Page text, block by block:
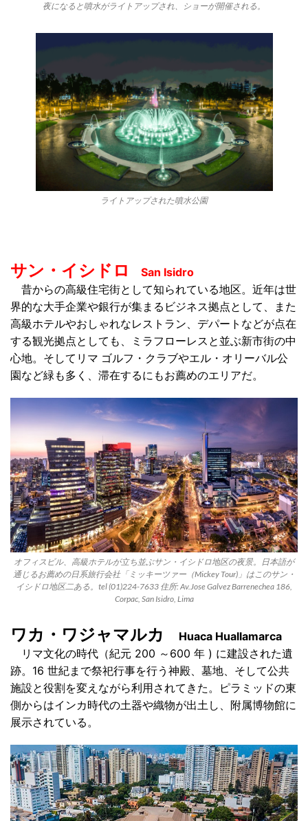
夜になると噴水がライトアップされ、ショーが開催される。
ライトアップされた噴水公園
サン・イシドロ San Isidro
昔からの高級住宅街として知られている地区。近年は世
界的な大手企業や銀行が集まるビジネス拠点として、また
高級ホテルやおしゃれなレストラン、デパートなどが点在
する観光拠点としても、ミラフローレスと並ぶ新市街の中
心地。そしてリマ ゴルフ・クラブやエル・オリーバル公
園など緑も多く、滞在するにもお薦めのエリアだ。
オフィスビル、高級ホテルが立ち並ぶサン・イシドロ地区の夜景。日本語が
通じるお薦めの日系旅行会社「ミッキーツァー（Mickey Tour)」はこのサン・
イシドロ地区二ある。tel (01)224-7633 住所: Av.Jose Galvez Barrenechea 186,
Corpac, San Isidro, Lima
ワカ・ワジャマルカ
Huaca Huallamarca
リマ文化の時代（紀元 200 ～600 年 ) に建設された遺
跡。16 世紀まで祭祀行事を行う神殿、墓地、そして公共
施設と役割を変えながら利用されてきた。ピラミッドの東
側からはインカ時代の土器や織物が出土し、附属博物館に
展示されている。